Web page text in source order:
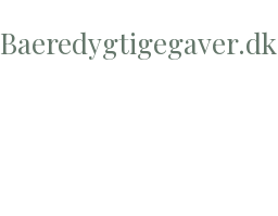
Baeredygtigegaver.dk